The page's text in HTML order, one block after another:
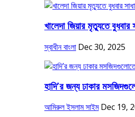
খালেদা জিয়ার মৃত্যুতে
স্বাধীন বাংলা Dec 30, 2025
হাদি’র জন্য ঢাকার
আমিরুল ইসলাম সাইম Dec 19,